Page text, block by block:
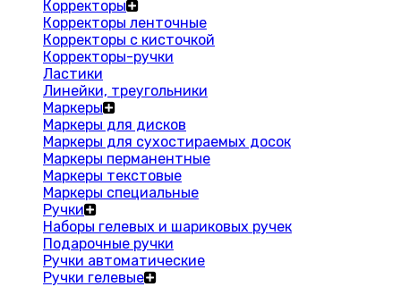
Корректоры
Корректоры ленточные
Корректоры с кисточкой
Корректоры-ручки
Ластики
Линейки, треугольники
Маркеры
Маркеры для дисков
Маркеры для сухостираемых досок
Маркеры перманентные
Маркеры текстовые
Маркеры специальные
Ручки
Наборы гелевых и шариковых ручек
Подарочные ручки
Ручки автоматические
Ручки гелевые